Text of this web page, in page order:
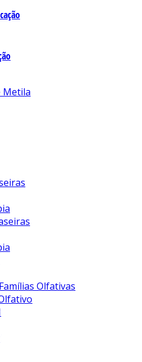
Metila
Olfativas